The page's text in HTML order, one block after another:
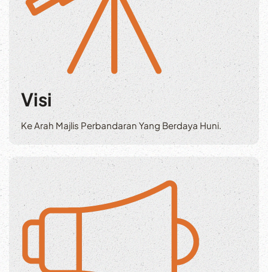
Visi
Ke Arah Majlis Perbandaran Yang Berdaya Huni.